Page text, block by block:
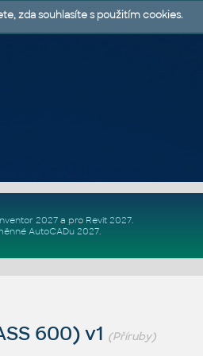
2027a pro Revit 2027.
AutoCADu 2027.
600) v1 (Příruby)
zda souhlasíte s použitím cookies.